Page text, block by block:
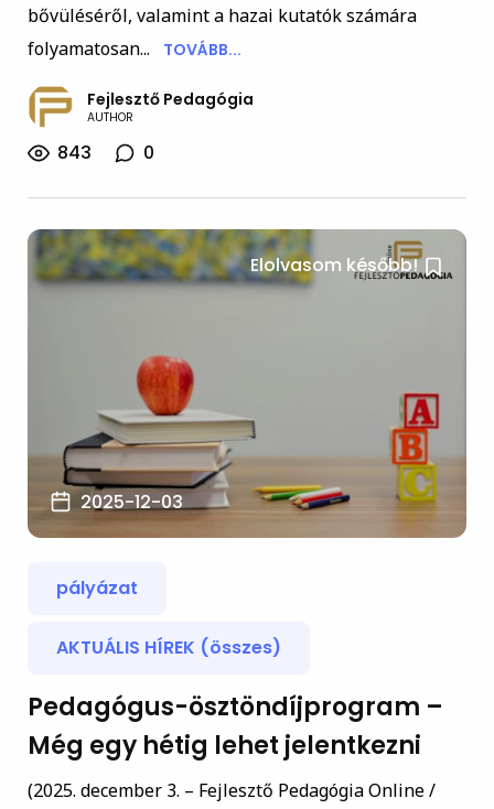
bővüléséről, valamint a hazai kutatók számára
folyamatosan...
TOVÁBB...
Fejlesztő Pedagógia
AUTHOR
843 0
Elolvasom később!
2025-12-03
pályázat
AKTUÁLIS HÍREK (összes)
Pedagógus-ösztöndíjprogram –
Még egy hétig lehet jelentkezni
(2025. december 3. – Fejlesztő Pedagógia Online /